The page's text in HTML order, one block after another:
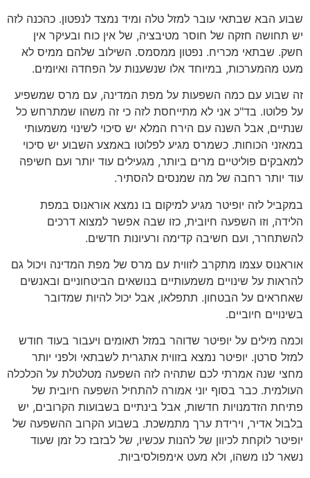
שבוע הבא שבתאי עובר למזל טלה ומיד נמצד לנפטון. כהכנה לזה
יש תחושה חזקה של חוסר מטיבציה, של אין כוח ובעיקר אין
חשק. שבתאי מכריח. נפטון ממסמס. השילוב שלהם ממיס לא
מעט מהמערכות, במיוחד אלו שנשענות על הפחדה ואיומים.
זה שבוע עם כמה השפעות על מפת המדינה, עם מרס שמשפיע
על פלוטו. בד"כ אני לא מתייחסת לזה כי זה משהו שמתרחש כל
שנתיים, אבל השנה עם הירח המלא יש סיכוי לשינוי משמעותי
במאזני הכוחות. כשמרס מגיע לפלוטו באמצע השבוע יש סיכוי
למאבקים פוליטיים מרים ביותר, מגעילים עוד יותר ועם חשיפה
עוד יותר רחבה של מה שמנסים להסתיר.
במקביל לזה יופיטר מגיע למיקום בו נמצא אוראנוס במפת
הלידה, וזו השפעה חיובית, כזו שבה אפשר למצוא דרכים
להשתחרר, ועם חשיבה קדימה ורעיונות חדשים.
אוראנוס עצמו מתקרב לזווית עם מרס של מפת המדינה ויכול גם
להראות על שינויים משמעותיים בנושאים הביטחוניים ובאנשים
שאחראים על הבטחון. תתפלאו, אבל יכול להיות שמדובר
בשינויים חיוביים.
וכמה מילים על יופיטר שדוהר במזל תאומים ויעבור בעוד חודש
למזל סרטן. יופיטר נמצא בזווית אתגרית לשבתאי ולפני יותר
מחצי שנה אמרתי לכם שתהיה לזה השפעה מטלטלת על הכלכלה
העולמית. כבר בסוף יוני אמורה להתחיל השפעה חיובית של
פתיחת הזדמנויות חדשות, אבל בינתיים בשבועות הקרובים, יש
בלבול אדיר, וירידת ערך מתמשכת. בשבוע הקרוב ההשפעה של
יופיטר לוקחת לכיוון של להנות עכשיו, של לבזבז כל זמן שעוד
נשאר לנו משהו, ולא מעט אימפולסיביות.